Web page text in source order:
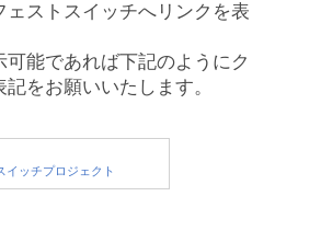
ェストスイッチへリンクを表
可能であれば下記のようにク
をお願いいたします。